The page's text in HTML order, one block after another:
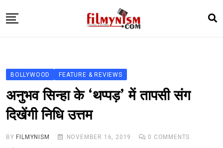
to
TELEVISION
BHOJPURI
NEWS ABTAK
STARRY SIDES
BOLLYWOOD FEATURE & REVIEWS
अनुभव सिन्हा के ‘थप्पड़’ में तापसी संग
दिखेंगी निधि उत्तम
BY FILMYNISM NOVEMBER 16, 2019 0 COMMENTS